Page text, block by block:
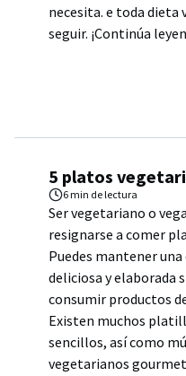
necesita. e toda dieta
seguir. ¡Continúa
5 platos
6 min de lectura
Ser vegetariano o
resignarse a comer
Puedes mantener
deliciosa y elaborada
consumir productos
Existen muchos
sencillos, así como
vegetarianos